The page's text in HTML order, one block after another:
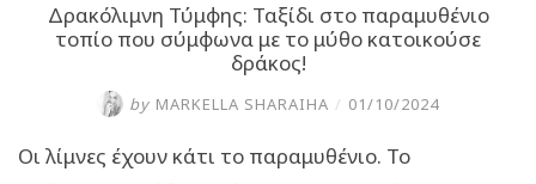
Δρακόλιμνη Τύμφης: Ταξίδι στο παραμυθένιο
τοπίο που σύμφωνα με το μύθο κατοικούσε
δράκος!
by MARKELLA SHARAIHA / 01/10/2024
Οι λίμνες έχουν κάτι το παραμυθένιο. Το